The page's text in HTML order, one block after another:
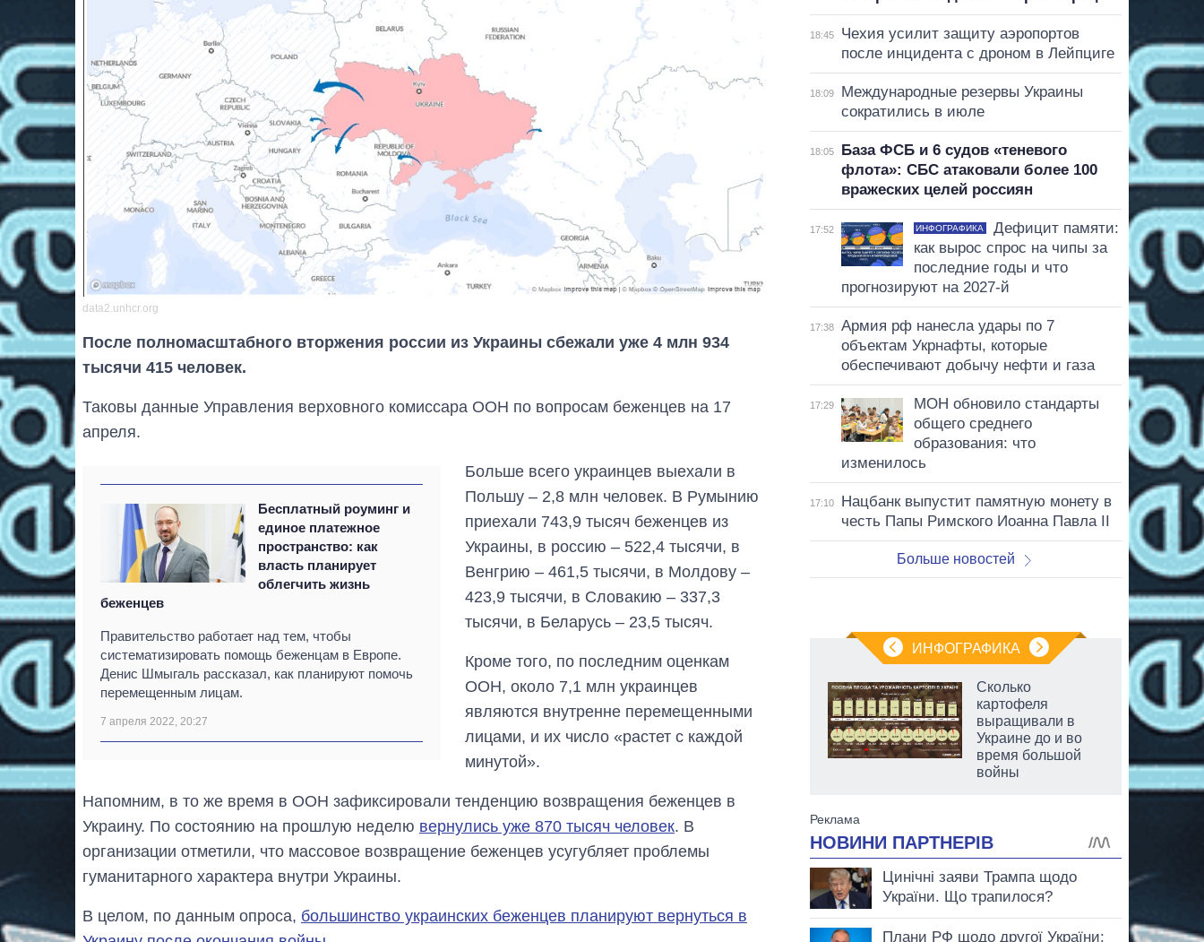
data2.unhcr.org
После полномасштабного вторжения россии из Украины сбежали уже 4 млн 934
тысячи 415 человек.
Таковы данные Управления верховного комиссара ООН по вопросам беженцев на 17
апреля.
Бесплатный роуминг и
единое платежное
пространство: как
власть планирует
облегчить жизнь
беженцев
Правительство работает над тем, чтобы
систематизировать помощь беженцам в Европе.
Денис Шмыгаль рассказал, как планируют помочь
перемещенным лицам.
7 апреля 2022, 20:27
Больше всего украинцев выехали в
Польшу – 2,8 млн человек. В Румынию
приехали 743,9 тысяч беженцев из
Украины, в россию – 522,4 тысячи, в
Венгрию – 461,5 тысячи, в Молдову –
423,9 тысячи, в Словакию – 337,3
тысячи, в Беларусь – 23,5 тысяч.
Кроме того, по последним оценкам
ООН, около 7,1 млн украинцев
являются внутренне перемещенными
лицами, и их число «растет с каждой
минутой».
Напомним, в то же время в ООН зафиксировали тенденцию возвращения беженцев в
Украину. По состоянию на прошлую неделю вернулись уже 870 тысяч человек. В
организации отметили, что массовое возвращение беженцев усугубляет проблемы
гуманитарного характера внутри Украины.
В целом, по данным опроса, большинство украинских беженцев планируют вернуться в
18:45
Чехия усилит защиту аэропортов
после инцидента с дроном в Лейпциге
18:09
Международные резервы Украины
сократились в июле
18:05
База ФСБ и 6 судов «теневого
флота»: СБС атаковали более 100
вражеских целей россиян
17:52 ИНФОГРАФИКА
Дефицит памяти:
как вырос спрос на чипы за
последние годы и что
прогнозируют на 2027-й
17:38
Армия рф нанесла удары по 7
объектам Укрнафты, которые
обеспечивают добычу нефти и газа
17:29
МОН обновило стандарты
общего среднего
образования: что
изменилось
17:10
Нацбанк выпустит памятную монету в
честь Папы Римского Иоанна Павла II
Больше новостей
ИНФОГРАФИКА
Дефицит памяти:
на чипы за
последние годы и
Сколько
картофеля
выращивали в
Украине до и во
время большой
войны